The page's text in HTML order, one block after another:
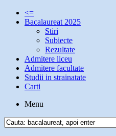
<=
Bacalaureat 2025
Stiri
Subiecte
Rezultate
Admitere liceu
Admitere facultate
Studii in strainatate
Carti
Menu